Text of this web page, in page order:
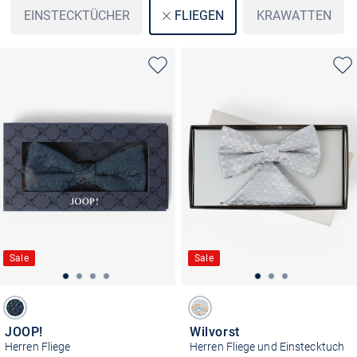
EINSTECKTÜCHER FLIEGEN KRAWATTEN
Sale
JOOP!
Herren Fliege
Sale
Wilvorst
Herren Fliege und Einstecktuch